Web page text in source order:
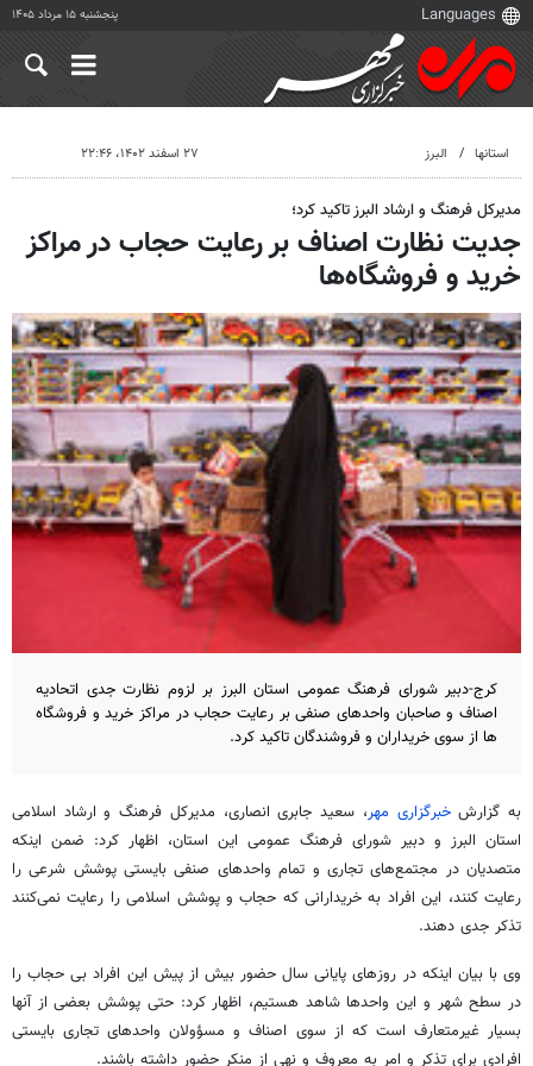
پنجشنبه ۱۵ مرداد ۱۴۰۵
استانها البرز ۲۷ اسفند ۱۴۰۲، ۲۲:۴۶
مدیرکل فرهنگ و ارشاد البرز تاکید کرد؛
جدیت نظارت اصناف بر رعایت حجاب در مراکز
خرید و فروشگاه‌ها
کرج-دبیر شورای فرهنگ عمومی استان البرز بر لزوم نظارت جدی اتحادیه
اصناف و صاحبان واحدهای صنفی بر رعایت حجاب در مراکز خرید و فروشگاه
ها از سوی خریداران و فروشندگان تاکید کرد.
به گزارشخبرگزاری مهر، سعید جابری انصاری، مدیرکل فرهنگ و ارشاد اسلامی
استان البرز و دبیر شورای فرهنگ عمومی این استان، اظهار کرد: ضمن اینکه
متصدیان در مجتمع‌های تجاری و تمام واحدهای صنفی بایستی پوشش شرعی را
رعایت کنند، این افراد به خریدارانی که حجاب و پوشش اسلامی را رعایت نمی‌کنند
تذکر جدی دهند.
وی با بیان اینکه در روزهای پایانی سال حضور بیش از پیش این افراد بی حجاب را
در سطح شهر و این واحدها شاهد هستیم، اظهار کرد: حتی پوشش بعضی از آنها
بسیار غیرمتعارف است که از سوی اصناف و مسؤولان واحدهای تجاری بایستی
افرادی برای تذکر و امر به معروف و نهی از منکر حضور داشته باشند.